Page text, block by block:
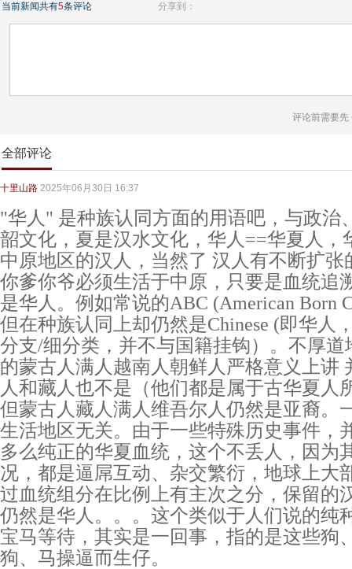
当前新闻共有5条评论 分享到：
评论前需要先
全部评论
十里山路 2025年06月30日 16:37
"华人" 是种族认同方面的用语吧，与政治
韶文化，夏是汉水文化，华人==华夏人，
中原地区的汉人，当然了 汉人有不断扩
你爹你爷必须生活于中原，只要是血统追
是华人。例如常说的ABC (American Born
但在种族认同上却仍然是Chinese (即华人
分支/细分类，并不与国籍挂钩）。不厚
的蒙古人满人越南人朝鲜人严格意义上讲
人和藏人也不是（他们都是属于古华夏人
但蒙古人藏人满人维吾尔人仍然是亚裔。
生活地区无关。由于一些特殊历史事件，
多么纯正的华夏血统，这个不丢人，因为
况，都是逼屌互动、杂交繁衍，地球上大
过血统组分在比例上有主次之分，保留的
仍然是华人。。。这个类似于人们说的纯
宝马等待，其实是一回事，指的是这些狗
狗、马操逼而生仔。